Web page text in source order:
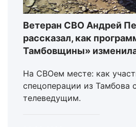
Ветеран СВО Андрей
рассказал, как
Тамбовщины»
На СВОем месте: как
спецоперации из Тамбова
телеведущим.